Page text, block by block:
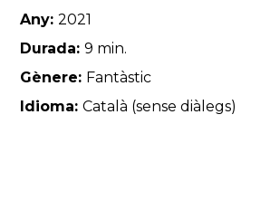
Any:2021
Durada:9 min.
Gènere: Fantàstic
Idioma:Català (sense diàlegs)